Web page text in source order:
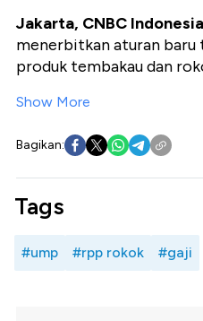
Jakarta, CNBC
menerbitkan aturan
produk tembakau dan
Show More
Bagikan:
Tags
#ump #rpp rokok #gaji